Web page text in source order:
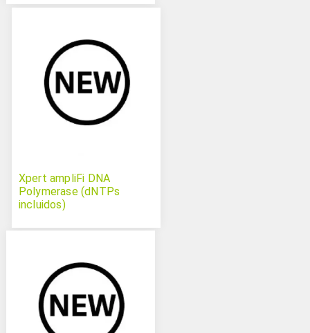
Xpert ampliFi DNA
Polymerase (dNTPs
incluidos)